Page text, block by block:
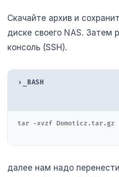
Скачайте архив и
диске своего NAS. Затем
консоль (SSH).
›_ BASH
tar -xvzf Domoticz.tar.gz
далее нам надо